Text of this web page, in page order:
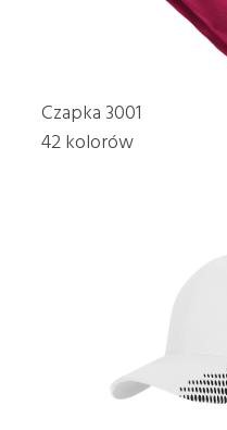
Czapka 3001
42 kolorów